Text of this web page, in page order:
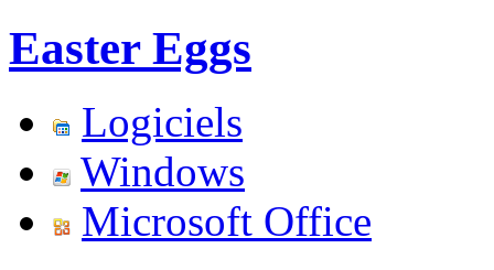
Easter Eggs
Logiciels
Windows
Microsoft Office